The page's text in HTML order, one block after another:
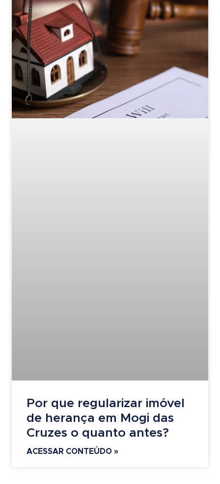
Por que regularizar imóvel
de herança em Mogi das
Cruzes o quanto antes?
ACESSAR CONTEÚDO »